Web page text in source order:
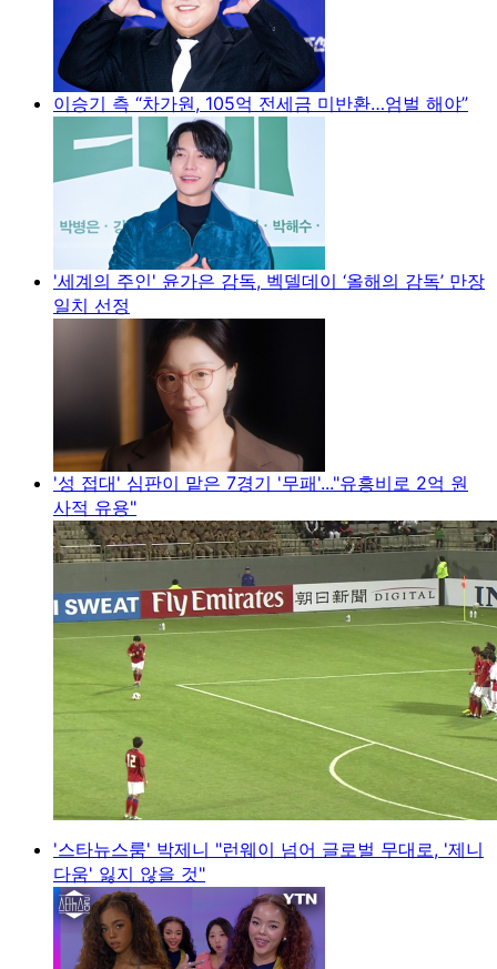
이승기 측 “차가원, 105억 전세금 미반환…엄벌 해야”
'세계의 주인' 윤가은 감독, 벡델데이 ‘올해의 감독’ 만장
일치 선정
'성 접대' 심판이 맡은 7경기 '무패'..."유흥비로 2억 원
사적 유용"
'스타뉴스룸' 박제니 "런웨이 넘어 글로벌 무대로, '제니
다움' 잃지 않을 것"